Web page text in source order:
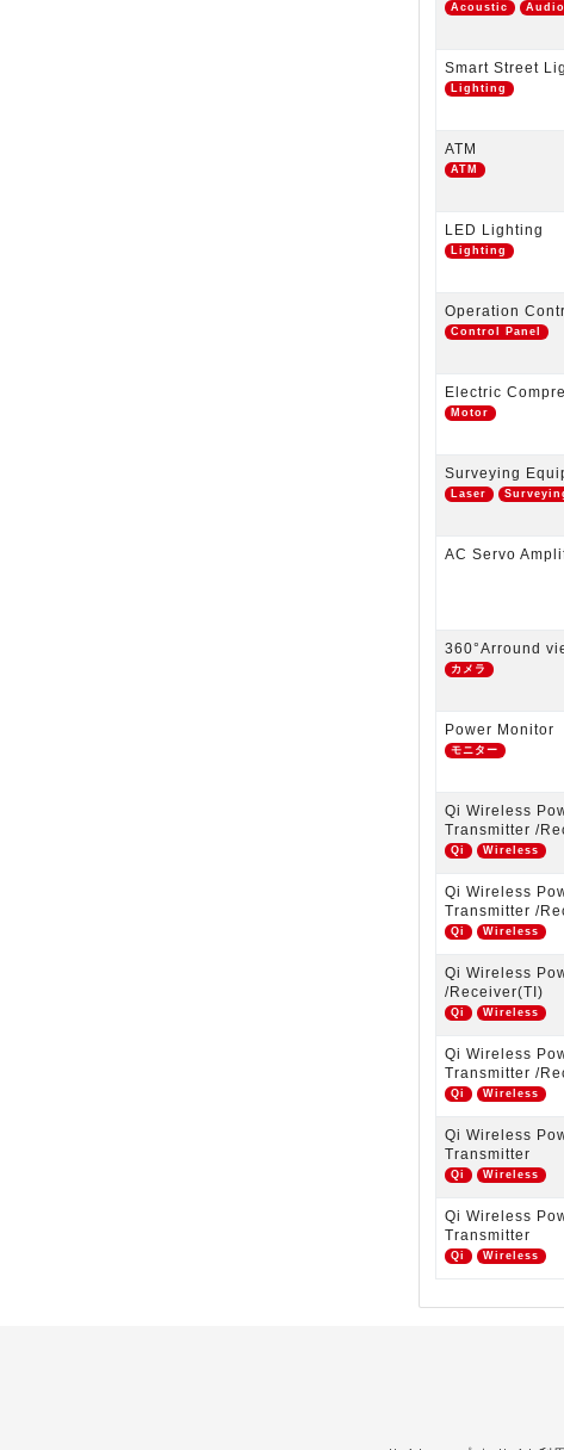
Acoustic
Smart Street
Lighting
ATM
ATM
LED Lighting
Lighting
Operation
Control Panel
Electric
Motor
Surveying
Laser
AC Servo
360°Arround
カメラ
Power Monitor
モニター
Qi Wireless
Transmitter /
Qi Wireless
Qi Wireless
Transmitter /
Qi Wireless
Qi Wireless
/Receiver(TI)
Qi Wireless
Qi Wireless
Transmitter /
Qi Wireless
Qi Wireless
Transmitter
Qi Wireless
Qi Wireless
Transmitter
Qi Wireless